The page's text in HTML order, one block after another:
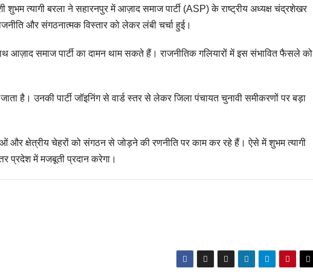
शुभम त्यागी बरला ने सहारनपुर में आज़ाद समाज पार्टी (ASP) के राष्ट्रीय अध्यक्ष चंद्रशेखर
और संगठनात्मक विस्तार को लेकर लंबी चर्चा हुई।
आज़ाद समाज पार्टी का दामन थाम सकते हैं। राजनीतिक गलियारों में इस संभावित फैसले को
है। उनकी पार्टी जॉइनिंग से वार्ड स्तर से लेकर जिला पंचायत चुनावी समीकरणों पर बड़ा
और क्षेत्रीय चेहरों को संगठन से जोड़ने की रणनीति पर काम कर रहे हैं। ऐसे में शुभम त्यागी
प्रदेश में मजबूती प्रदान करेगा।